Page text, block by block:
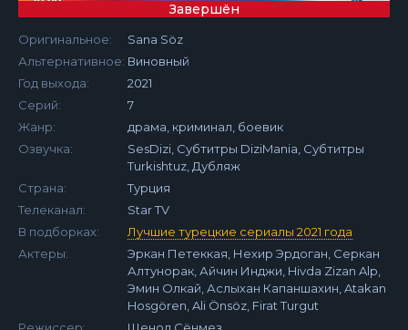
Завершён
Оригинальное:
Sana Söz
Альтернативное: Виновный
Год выхода:
2021
Серий:
7
Жанр:
драма, криминал, боевик
Озвучка:
SesDizi, Субтитры DiziMania, Субтитры
Turkishtuz, Дубляж
Страна:
Турция
Телеканал:
Star TV
В подборках:
Лучшие турецкие сериалы 2021 года
Актеры:
Эркан Петеккая, Нехир Эрдоган, Серкан
Алтунорак, Айчин Инджи, Hivda Zizan Alp,
Эмин Олкай, Аслыхан Капаншахин, Atakan
Hosgören, Ali Önsöz, Firat Turgut